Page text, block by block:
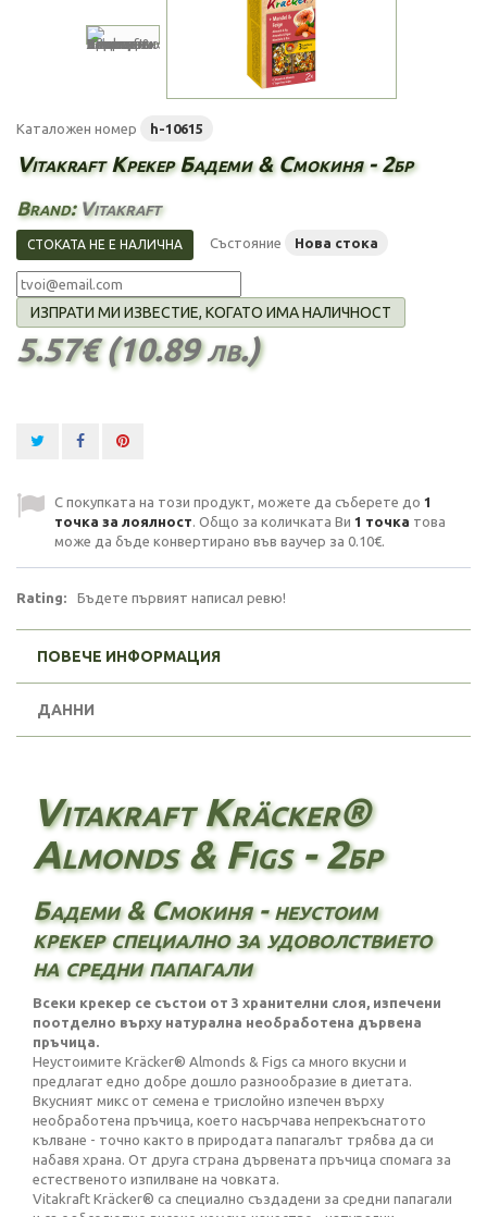
Каталожен номер h-10615
Vitakraft Крекер Бадеми & Смокиня - 2бр
Brand: Vitakraft
СТОКАТА НЕ Е НАЛИЧНА Състояние Нова стока
ИЗПРАТИ МИ ИЗВЕСТИЕ, КОГАТО ИМА НАЛИЧНОСТ
5.57€ (10.89 лв.)
С покупката на този продукт, можете да съберете до 1
точка за лоялност. Общо за количката Ви 1 точка това
може да бъде конвертирано във ваучер за 0.10€.
Rating: Бъдете първият написал ревю!
ПОВЕЧЕ ИНФОРМАЦИЯ
ДАННИ
Vitakraft Kräcker®
Almonds & Figs - 2бр
Бадеми & Смокиня - неустоим
крекер специално за удоволствието
на средни папагали
Всеки крекер се състои от 3 хранителни слоя, изпечени
поотделно върху натурална необработена дървена
пръчица.
Неустоимите Kräcker® Almonds & Figs са много вкусни и
предлагат едно добре дошло разнообразие в диетата.
Вкусният микс от семена е трислойно изпечен върху
необработена пръчица, което насърчава непрекъснатото
кълване - точно както в природата папагалът трябва да си
набавя храна. От друга страна дървената пръчица спомага за
естественото изпилване на човката.
Vitakraft Kräcker® са специално създадени за средни папагали